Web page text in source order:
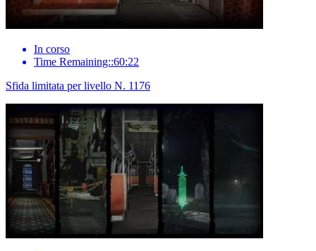
In corso
Time Remaining::60:22
Sfida limitata per livello N. 1176